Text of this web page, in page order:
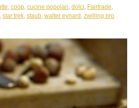
, coop, cucine popolari, dolci, Fairtrade,
, star trek, staub, walter eynard , zwilling pro